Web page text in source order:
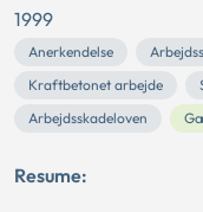
1999
Anerkendelse
Kraftbetonet arbejde
Arbejdsskadeloven
Resume: